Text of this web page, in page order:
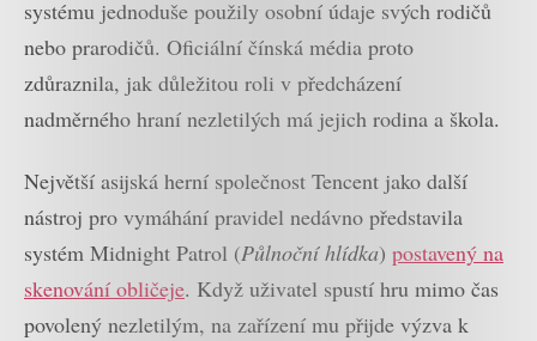
systému jednoduše použily osobní údaje svých rodičů
nebo prarodičů. Oficiální čínská média proto
zdůraznila, jak důležitou roli v předcházení
nadměrného hraní nezletilých má jejich rodina a škola.
Největší asijská herní společnost Tencent jako další
nástroj pro vymáhání pravidel nedávno představila
systém Midnight Patrol (Půlnoční hlídka) postavený na
skenování obličeje. Když uživatel spustí hru mimo čas
povolený nezletilým, na zařízení mu přijde výzva k